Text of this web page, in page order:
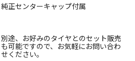
純正センターキャップ付属
別途、お好みのタイヤとのセット販売
も可能ですので、お気軽にお問い合わ
せください。